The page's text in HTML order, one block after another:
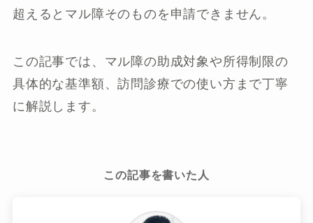
超えるとマル障そのものを申請できません。
この記事では、マル障の助成対象や所得制限の
具体的な基準額、訪問診療での使い方まで丁寧
に解説します。
この記事を書いた人